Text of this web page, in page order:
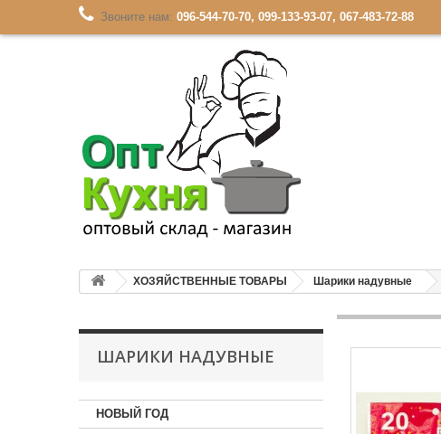
Звоните нам: 096-544-70-70, 099-133-93-07, 067-483-72-88
ХОЗЯЙСТВЕННЫЕ ТОВАРЫ Шарики надувные
ШАРИКИ НАДУВНЫЕ
НОВЫЙ ГОД